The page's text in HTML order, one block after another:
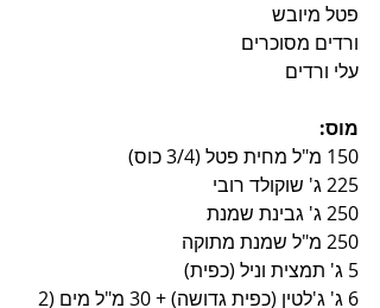
פטל מיובש
ורדים מסוכרים
עלי ורדים
מוס:
150 מ"ל מחית פטל (3/4 כוס)
225 ג' שוקולד רובי
250 ג' גבינת שמנת
250 מ"ל שמנת מתוקה
5 ג' תמצית וניל (כפית)